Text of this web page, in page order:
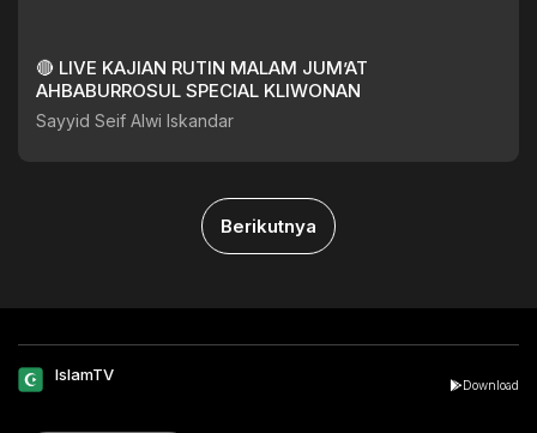
🔴 LIVE KAJIAN RUTIN MALAM JUM’AT
AHBABURROSUL SPECIAL KLIWONAN
Sayyid Seif Alwi Iskandar
Berikutnya
IslamTV
Download